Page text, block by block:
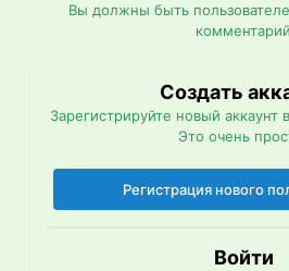
Вы должны быть
комментарий
Создать
Зарегистрируйте новый
Это очень
Регистрация нового
Войти